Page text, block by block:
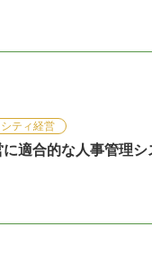
ティ経営
適合的な人事管理